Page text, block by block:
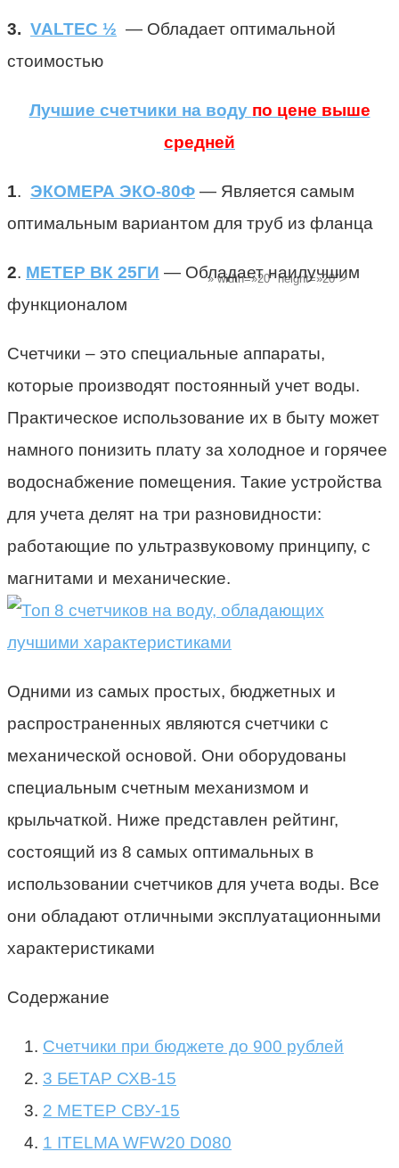
3. VALTEC ½ — Обладает оптимальной
стоимостью
Лучшие счетчики на воду по цене выше
средней
1. ЭКОМЕРА ЭКО-80Ф — Является самым
оптимальным вариантом для труб из фланца
2. МЕТЕР ВК 25ГИ — Обладает наилучшим
функционалом
Счетчики – это специальные аппараты,
которые производят постоянный учет воды.
Практическое использование их в быту может
намного понизить плату за холодное и горячее
водоснабжение помещения. Такие устройства
для учета делят на три разновидности:
работающие по ультразвуковому принципу, с
магнитами и механические.
Одними из самых простых, бюджетных и
распространенных являются счетчики с
механической основой. Они оборудованы
специальным счетным механизмом и
крыльчаткой. Ниже представлен рейтинг,
состоящий из 8 самых оптимальных в
использовании счетчиков для учета воды. Все
они обладают отличными эксплуатационными
характеристиками
Содержание
Счетчики при бюджете до 900 рублей
3 БЕТАР СХВ-15
2 МЕТЕР СВУ-15
1 ITELMA WFW20 D080
» width=»20″ height=»20″>